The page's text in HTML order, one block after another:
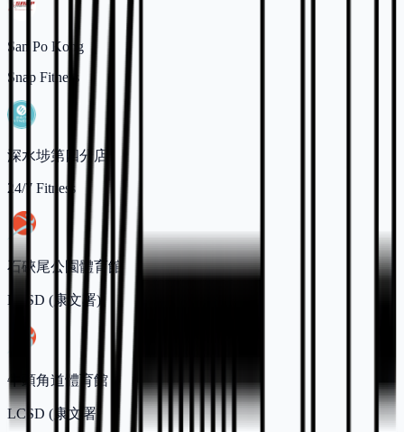
San Po Kong
Snap Fitness
深水埗第四分店
24/7 Fitness
石硤尾公園體育館
LCSD (康文署)
牛頭角道體育館
LCSD (康文署)